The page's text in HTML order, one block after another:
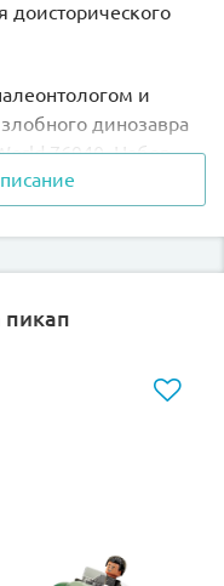
доисторического
и
динозавра
76940. Набор
на сериале “Мир
Из всех деталей
тираннозавра
в длину и 9 см в
ученых.
своей
яйца можно
пикап